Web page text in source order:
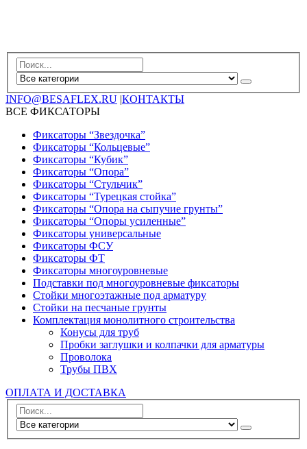
INFO@BESAFLEX.RU |КОНТАКТЫ
ВСЕ ФИКСАТОРЫ
Фиксаторы “Звездочка”
Фиксаторы “Кольцевые”
Фиксаторы “Кубик”
Фиксаторы “Опора”
Фиксаторы “Стульчик”
Фиксаторы “Турецкая стойка”
Фиксаторы “Опора на сыпучие грунты”
Фиксаторы “Опоры усиленные”
Фиксаторы универсальные
Фиксаторы ФСУ
Фиксаторы ФТ
Фиксаторы многоуровневые
Подставки под многоуровневые фиксаторы
Стойки многоэтажные под арматуру
Стойки на песчаные грунты
Комплектация монолитного строительства
Конусы для труб
Пробки заглушки и колпачки для арматуры
Проволока
Трубы ПВХ
ОПЛАТА И ДОСТАВКА